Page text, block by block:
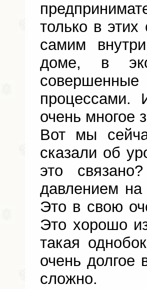
только в
самим
доме, в
процессами.
очень многое
Вот мы
сказали об
это
давлением
Это в свою
Это хорошо
такая
очень долгое
сложно.